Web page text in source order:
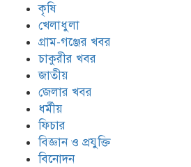
কৃষি
খেলাধুলা
গ্রাম-গঞ্জের খবর
চাকুরীর খবর
জাতীয়
জেলার খবর
ধর্মীয়
ফিচার
বিজ্ঞান ও প্রযুক্তি
বিনোদন